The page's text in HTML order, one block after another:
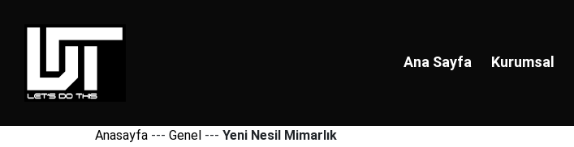
Ana Sayfa Kurumsal
Anasayfa --- Genel --- Yeni Nesil Mimarlık